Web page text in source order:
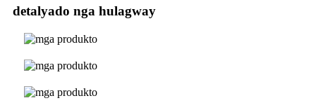
detalyado nga hulagway